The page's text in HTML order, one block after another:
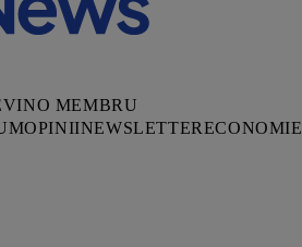
MEMBRU
OPINIINEWSLETTERECONOMIE